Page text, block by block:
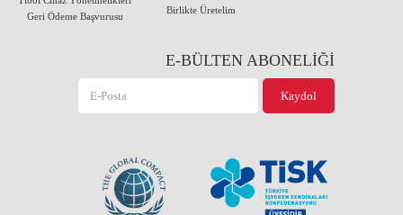
Geri Ödeme Başvurusu
Birlikte Üretelim
E-BÜLTEN ABONELİĞİ